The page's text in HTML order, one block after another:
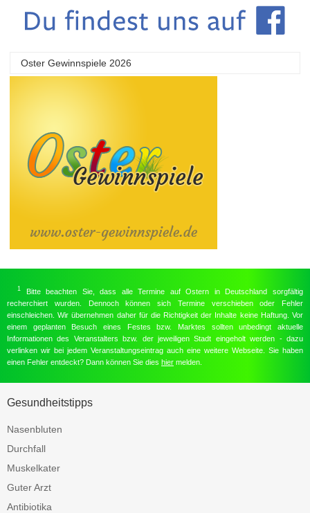
Oster Gewinnspiele 2026
1 Bitte beachten Sie, dass alle Termine auf Ostern in Deutschland sorgfältig
recherchiert wurden. Dennoch können sich Termine verschieben oder Fehler
einschleichen. Wir übernehmen daher für die Richtigkeit der Inhalte keine Haftung. Vor
einem geplanten Besuch eines Festes bzw. Marktes sollten unbedingt aktuelle
Informationen des Veranstalters bzw. der jeweiligen Stadt eingeholt werden - dazu
verlinken wir bei jedem Veranstaltungseintrag auch eine weitere Webseite. Sie haben
einen Fehler entdeckt? Dann können Sie dies hier melden.
Gesundheitstipps
Nasenbluten
Durchfall
Muskelkater
Guter Arzt
Antibiotika